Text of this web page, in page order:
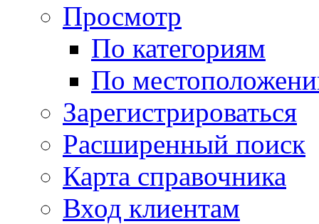
Просмотр
По категориям
По
Зарегистрироваться
Расширенный поиск
Карта справочника
Вход клиентам